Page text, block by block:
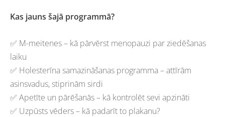
Kas jauns šajā programmā?
✅ M-meitenes – kā pārvērst menopauzi par ziedēšanas
laiku
✅ Holesterīna samazināšanas programma – attīrām
asinsvadus, stiprinām sirdi
✅ Apetīte un pārēšanās – kā kontrolēt sevi apzināti
✅ Uzpūsts vēders – kā padarīt to plakanu?